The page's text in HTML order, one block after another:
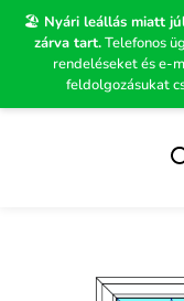
🏖️ Nyári leállás miatt
zárva tart.Telefonos
rendeléseket és e-
feldolgozásukat
Skip